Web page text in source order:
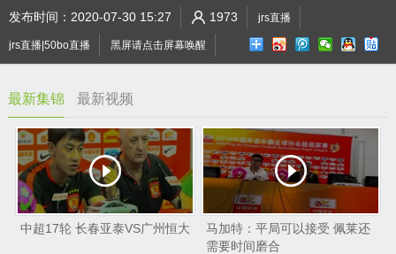
发布时间：2020-07-30 15:27 1973 jrs直播
jrs直播|50bo直播 黑屏请点击屏幕唤醒
最新集锦 最新视频
中超17轮 长春亚泰VS广州恒大
马加特：平局可以接受 佩莱还
需要时间磨合